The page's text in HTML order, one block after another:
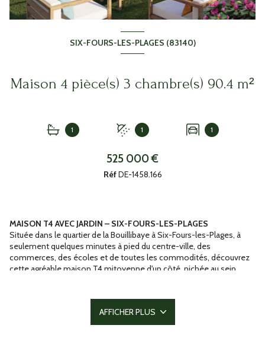
SIX-FOURS-LES-PLAGES (83140)
Maison 4 pièce(s) 3 chambre(s) 90.4 m²
1 1 1
525 000 €
RéfDE-1458.166
MAISON T4 AVEC JARDIN – SIX-FOURS-LES-PLAGES
Située dans le quartier de la Bouillibaye à Six-Fours-les-Plages, à
seulement quelques minutes à pied du centre-ville, des
commerces, des écoles et de toutes les commodités, découvrez
cette agréable maison T4 mitoyenne d'un côté, nichée au sein
D'une surface habitable de 90,4 m², cette maison offre au rez-de-
chaussée un bel espace de vie lumineux avec séjour et cuisine
ouverte, idéal pour partager des moments conviviaux en famille.
AFFICHER PLUS